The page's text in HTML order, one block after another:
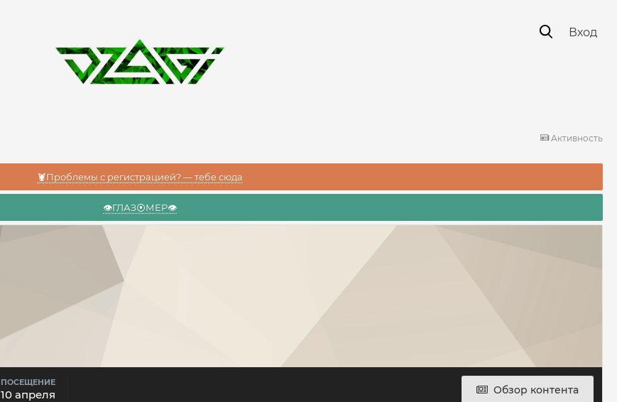
Вход
Активность
🦞Проблемы с регистрацией? — тебе сюда
👁️ГЛАЗ⦿МЕР👁️
Обзор контента
ПОСЕЩЕНИЕ
10 апреля